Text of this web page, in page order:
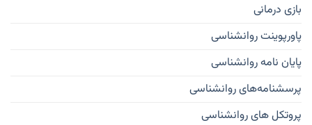
بازی درمانی
پاورپوینت روانشناسی
پایان نامه روانشناسی
پرسشنامه‌های روانشناسی
پروتکل های روانشناسی